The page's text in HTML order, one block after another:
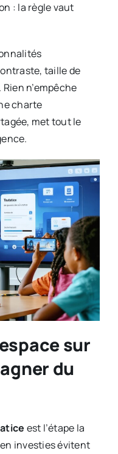
: la règle vaut
taille de
n’empêche
charte
met tout le
sur
du
est l’étape la
investies évitent